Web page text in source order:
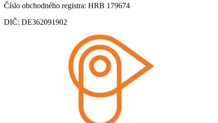
Číslo obchodného registra: HRB 179674
DIČ: DE362091902